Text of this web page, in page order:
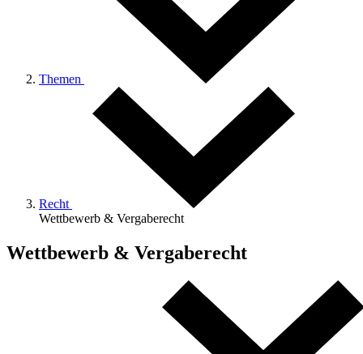
Themen
Recht
Wettbewerb & Vergaberecht
Wettbewerb & Vergaberecht